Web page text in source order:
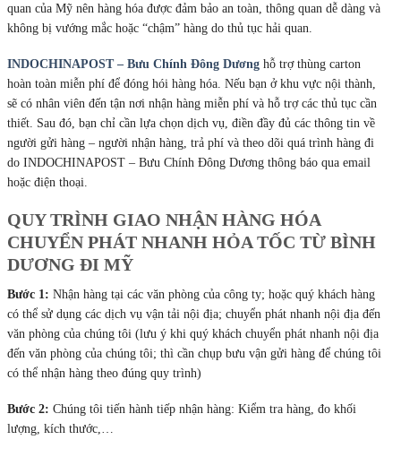
quan của Mỹ nên hàng hóa được đảm bảo an toàn, thông quan dễ dàng và
không bị vướng mắc hoặc “chậm” hàng do thủ tục hải quan.
INDOCHINAPOST – Bưu Chính Đông Dương hỗ trợ thùng carton
hoàn toàn miễn phí để đóng hói hàng hóa. Nếu bạn ở khu vực nội thành,
sẽ có nhân viên đến tận nơi nhận hàng miễn phí và hỗ trợ các thủ tục cần
thiết. Sau đó, bạn chỉ cần lựa chọn dịch vụ, điền đầy đủ các thông tin về
người gửi hàng – người nhận hàng, trả phí và theo dõi quá trình hàng đi
do INDOCHINAPOST – Bưu Chính Đông Dương thông báo qua email
hoặc điện thoại.
QUY TRÌNH GIAO NHẬN HÀNG HÓA
CHUYỂN PHÁT NHANH HỎA TỐC TỪ BÌNH
DƯƠNG ĐI MỸ
Bước 1: Nhận hàng tại các văn phòng của công ty; hoặc quý khách hàng
có thể sử dụng các dịch vụ vận tải nội địa; chuyển phát nhanh nội địa đến
văn phòng của chúng tôi (lưu ý khi quý khách chuyển phát nhanh nội địa
đến văn phòng của chúng tôi; thì cần chụp bưu vận gửi hàng để chúng tôi
có thể nhận hàng theo đúng quy trình)
Bước 2: Chúng tôi tiến hành tiếp nhận hàng: Kiểm tra hàng, đo khối
lượng, kích thước,…